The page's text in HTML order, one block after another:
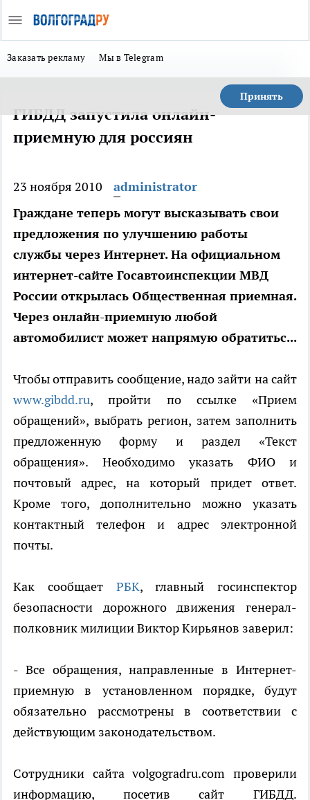
Заказать рекламу Мы в Telegram
Принять
ГИБДД запустила онлайн-
приемную для россиян
23 ноября 2010
administrator
Граждане теперь могут высказывать свои
предложения по улучшению работы
службы через Интернет. На официальном
интернет-сайте Госавтоинспекции МВД
России открылась Общественная приемная.
Через онлайн-приемную любой
автомобилист может напрямую обратитьс...
Чтобы отправить сообщение, надо зайти на сайт
www.gibdd.ru, пройти по ссылке «Прием
обращений», выбрать регион, затем заполнить
предложенную форму и раздел «Текст
обращения». Необходимо указать ФИО и
почтовый адрес, на который придет ответ.
Кроме того, дополнительно можно указать
контактный телефон и адрес электронной
почты.
Как сообщает РБК, главный госинспектор
безопасности дорожного движения генерал-
полковник милиции Виктор Кирьянов заверил:
- Все обращения, направленные в Интернет-
приемную в установленном порядке, будут
обязательно рассмотрены в соответствии с
действующим законодательством.
Сотрудники сайта volgogradru.com проверили
информацию, посетив сайт ГИБДД.